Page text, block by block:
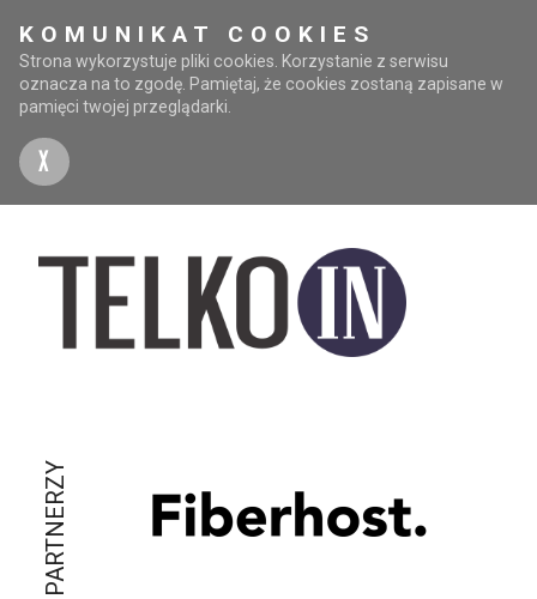
KOMUNIKAT COOKIES
Strona wykorzystuje pliki cookies. Korzystanie z serwisu
oznacza na to zgodę. Pamiętaj, że cookies zostaną zapisane w
pamięci twojej przeglądarki.
X
PARTNERZY